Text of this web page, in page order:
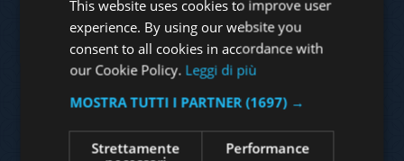
Frey – emporio della seta
This website uses cookies to improve user
experience. By using our website you
consent to all cookies in accordance with
our Cookie Policy. Leggi di più
MOSTRA TUTTI I PARTNER (1697) →
Strettamente
Performance